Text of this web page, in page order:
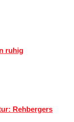
ruhig
Rehbergers